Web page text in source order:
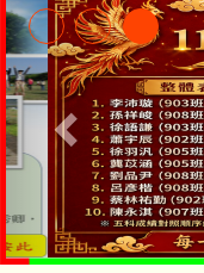
淨零
公告